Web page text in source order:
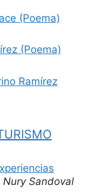
(Poema)
(Poema)
Ramírez
Nury Sandoval